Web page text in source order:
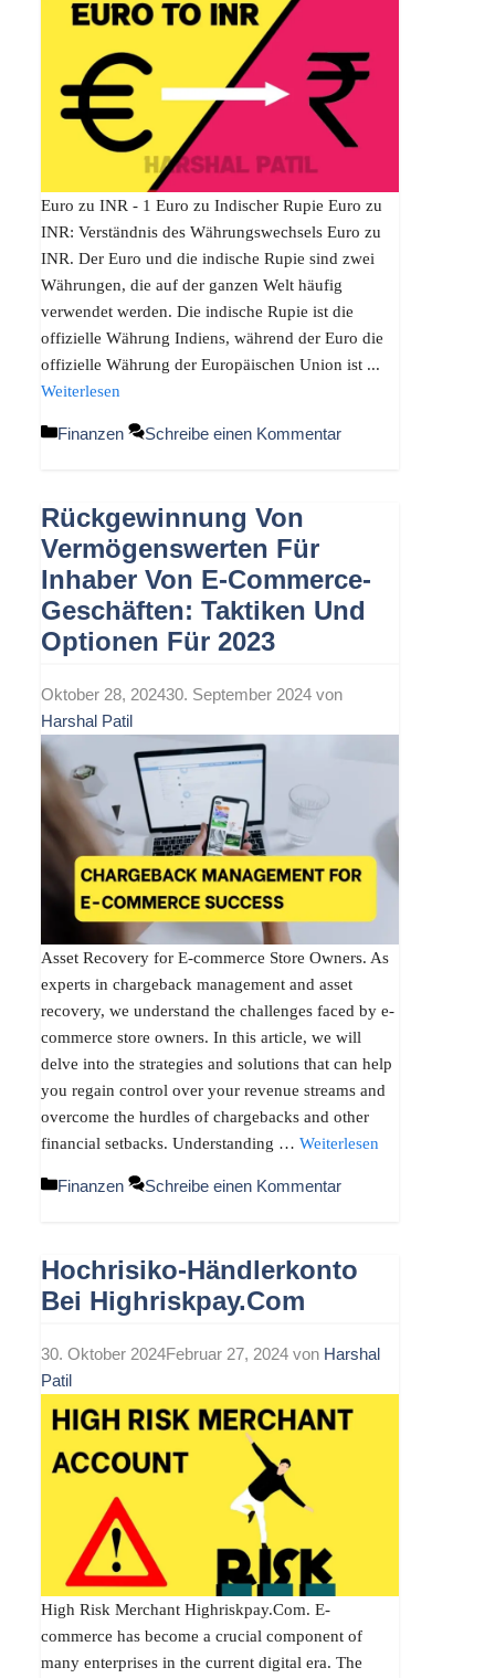
Euro zu INR - 1 Euro zu Indischer Rupie Euro zu
INR: Verständnis des Währungswechsels Euro zu
INR. Der Euro und die indische Rupie sind zwei
Währungen, die auf der ganzen Welt häufig
verwendet werden. Die indische Rupie ist die
offizielle Währung Indiens, während der Euro die
offizielle Währung der Europäischen Union ist ...
Weiterlesen
Kategorien
Finanzen Schreibe einen Kommentar
Rückgewinnung Von
Vermögenswerten Für
Inhaber Von E-Commerce-
Geschäften: Taktiken Und
Optionen Für 2023
Oktober 28, 202430. September 2024 von
Harshal Patil
Asset Recovery for E-commerce Store Owners. As
experts in chargeback management and asset
recovery, we understand the challenges faced by e-
commerce store owners. In this article, we will
delve into the strategies and solutions that can help
you regain control over your revenue streams and
overcome the hurdles of chargebacks and other
financial setbacks. Understanding … Weiterlesen
Kategorien
Finanzen Schreibe einen Kommentar
Hochrisiko-Händlerkonto
Bei Highriskpay.com
30. Oktober 2024Februar 27, 2024 von Harshal
Patil
High Risk Merchant Highriskpay.Com. E-
commerce has become a crucial component of
many enterprises in the current digital era. The